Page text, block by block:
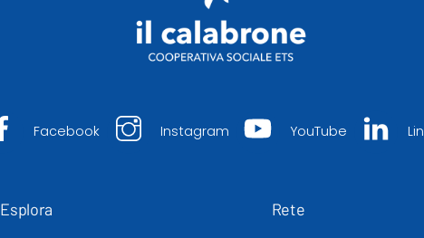
Facebook Instagram YouTube
Esplora Rete